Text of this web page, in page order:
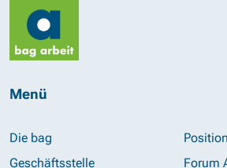
Menü
Die bag
Geschäftsstelle
Forum